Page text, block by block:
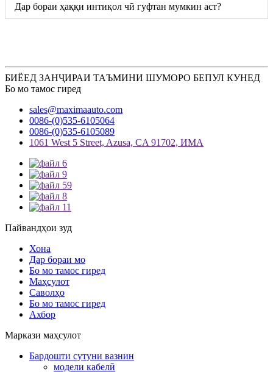
Дар бораи ҳаққи интиқол чӣ гуфтан мумкин аст?
БИЁЕД ЗАНҶИРАИ ТАЪМИНИ ШУМОРО БЕПУЛ КУНЕД
Бо мо тамос гиред
sales@maximaauto.com
0086-(0)535-6105064
0086-(0)535-6105089
1061 West 5 Street, Azusa, CA 91702, ИМА
Пайвандҳои зуд
Хона
Дар бораи мо
Бо мо тамос гиред
Маҳсулот
Саволҳо
Бо мо тамос гиред
Ахбор
Маркази маҳсулот
Бардошти сутуни вазнин
модели кабелӣ